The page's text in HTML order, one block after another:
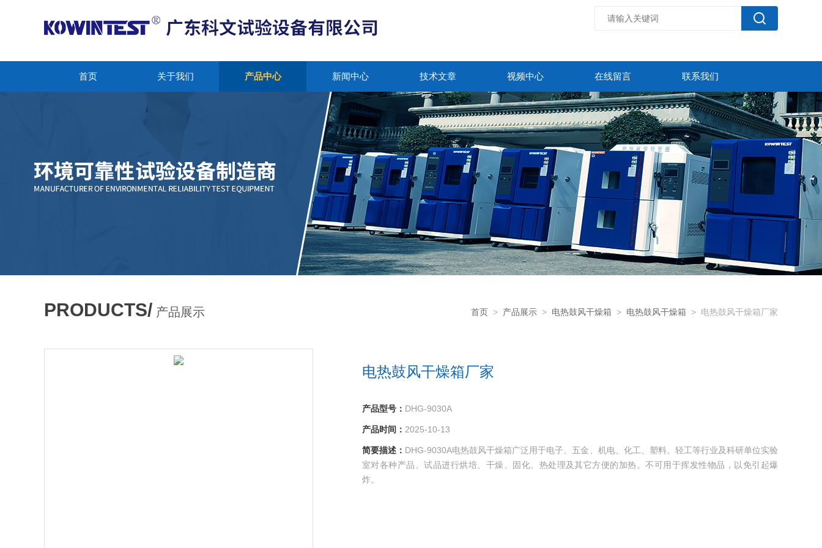
首页 关于我们 产品中心 新闻中心 技术文章 视频中心 在线留言 联系我们
PRODUCTS/ 产品展示 首页 > 产品展示 > 电热鼓风干燥箱 > 电热鼓风干燥箱 > 电热鼓风干燥箱厂家
电热鼓风干燥箱厂家
产品型号： DHG-9030A
产品时间： 2025-10-13
简要描述： DHG-9030A电热鼓风干燥箱广泛用于电子、五金、机电、化工、塑料、轻工等行业及科研单位实验
室对各种产品、试品进行烘培、干燥、固化、热处理及其它方便的加热。不可用于挥发性物品，以免引起爆
炸。